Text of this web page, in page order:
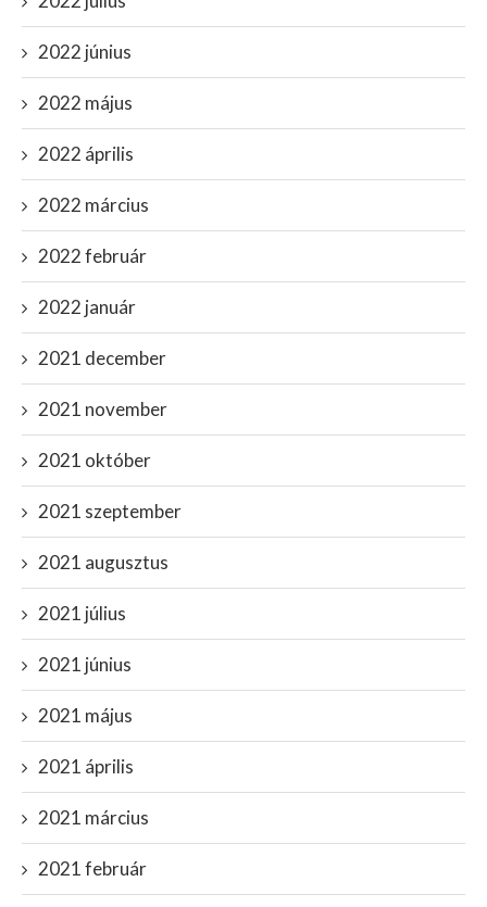
2022 június
2022 május
2022 április
2022 március
2022 február
2022 január
2021 december
2021 november
2021 október
2021 szeptember
2021 augusztus
2021 július
2021 június
2021 május
2021 április
2021 március
2021 február